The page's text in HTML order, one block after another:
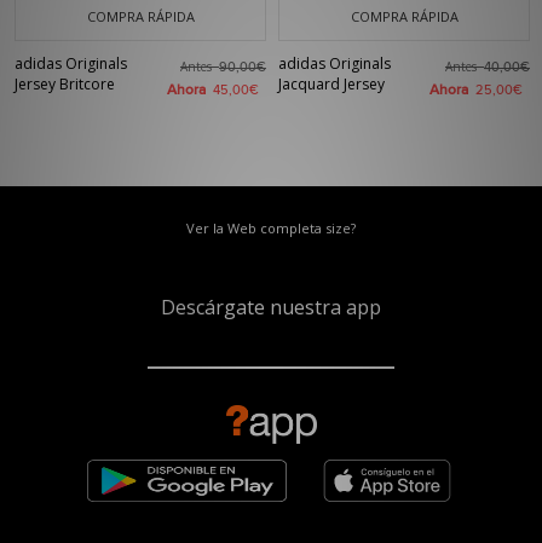
COMPRA RÁPIDA
adidas Originals
Jersey Britcore
Antes90,00€
Ahora 45,00€
COMPRA RÁPIDA
adidas Originals
Jacquard Jersey
Antes40,00€
Ahora 25,00€
Ver la Web completa size?
Descárgate nuestra app